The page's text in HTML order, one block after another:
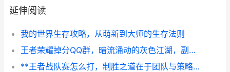
延伸阅读
我的世界生存攻略，从萌新到大师的生存法则
王者荣耀掉分QQ群，暗流涌动的灰色江湖，副标题，当游戏规则遭遇人性博弈
**王者战队赛怎么打，制胜之道在于团队与策略**